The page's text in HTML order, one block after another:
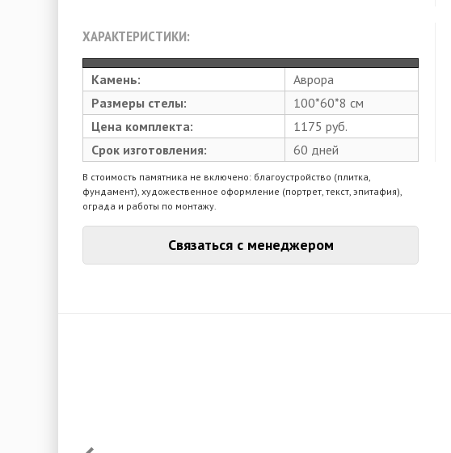
ХАРАКТЕРИСТИКИ:
Камень:
Аврора
Размеры стелы:
100*60*8 см
Цена комплекта:
1175 руб.
Срок изготовления:
60 дней
В стоимость памятника не включено: благоустройство (плитка,
фундамент), художественное оформление (портрет, текст, эпитафия),
ограда и работы по монтажу.
Связаться с менеджером